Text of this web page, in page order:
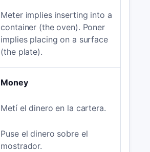
Meter implies inserting into a
container (the oven). Poner
implies placing on a surface
(the plate).
Money
Metí el dinero en la cartera.
Puse el dinero sobre el
mostrador.